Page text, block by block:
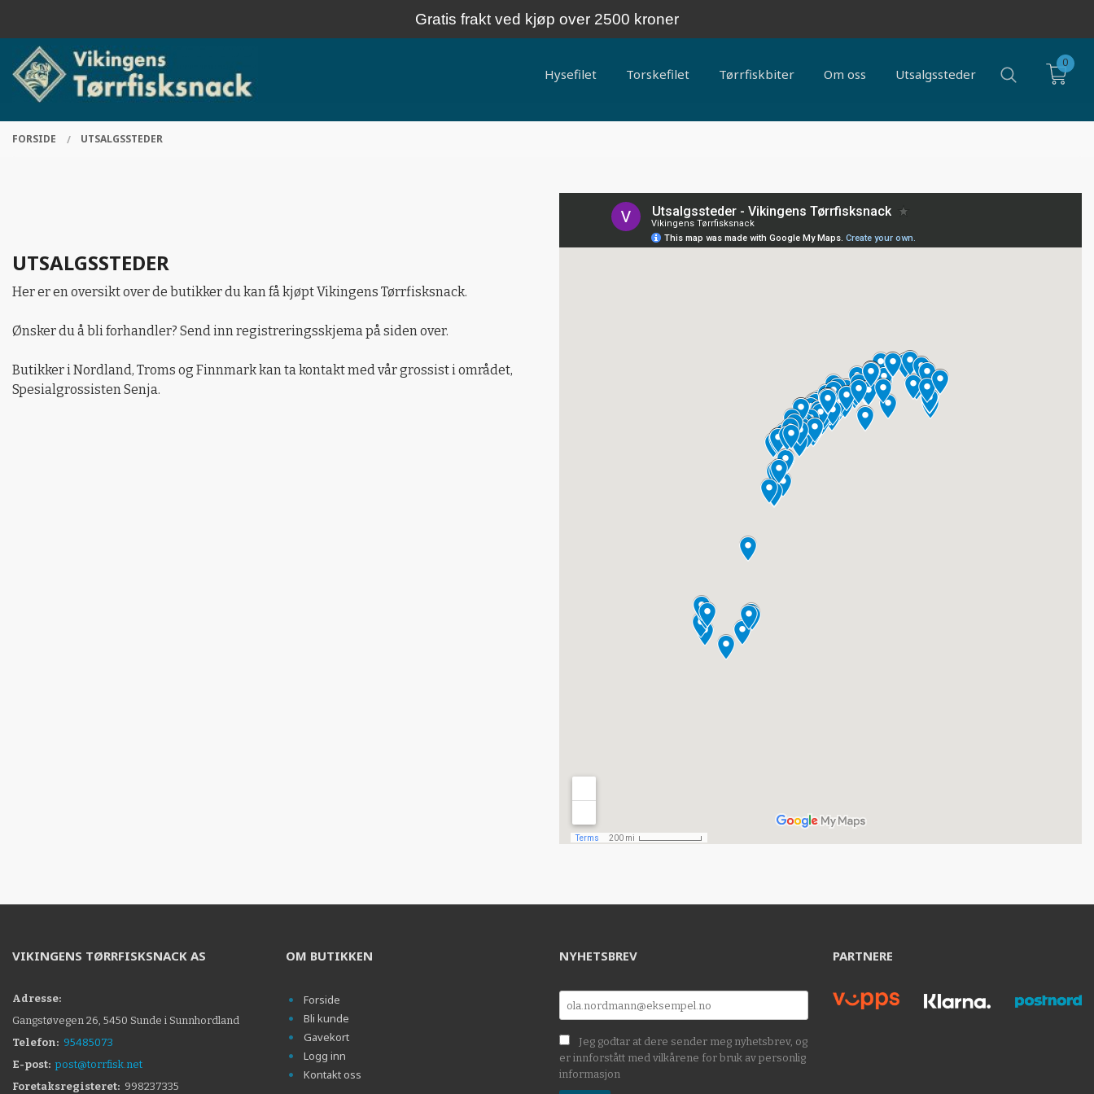
innholdet
Gratis frakt ved kjøp over 2500 kroner
PRODUKTER
Hysefilet Torskefilet Tørrfiskbiter Om oss Utsalgssteder
0
FORSIDE UTSALGSSTEDER
UTSALGSSTEDER
Her er en oversikt over de butikker du kan få kjøpt Vikingens Tørrfisksnack.
Ønsker du å bli forhandler? Send inn registreringsskjema på siden over.
Butikker i Nordland, Troms og Finnmark kan ta kontakt med vår grossist i området,
Spesialgrossisten Senja.
VIKINGENS TØRRFISKSNACK AS
Adresse:
Gangstøvegen 26, 5450 Sunde i Sunnhordland
Telefon: 95485073
E-post: post@torrfisk.net
Foretaksregisteret: 998237335
OM BUTIKKEN
Forside
Bli kunde
Gavekort
Logg inn
Kontakt oss
NYHETSBREV
Jeg godtar at dere sender meg nyhetsbrev, og
er innforstått med vilkårene for bruk av personlig
informasjon
PARTNERE